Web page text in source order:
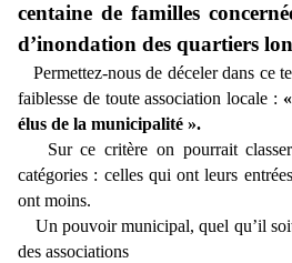
centaine de familles
d’inondation des quartiers
Permettez-nous de déceler dans ce
faiblesse de toute association locale :
élus de la municipalité ».
Sur ce critère on pourrait
catégories : celles qui ont leurs
ont moins.
Un pouvoir municipal, quel qu’il
des associations